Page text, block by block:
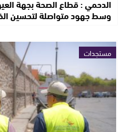
الدحمي : قطاع الصحة بجهة
وسط جهود متواصلة لتحسين
مستجدات